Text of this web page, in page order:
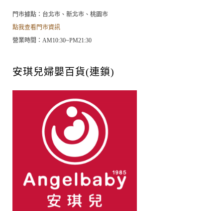
門市據點：台北市、新北市、桃園市
點我查看門市資訊
營業時間：AM10:30~PM21:30
安琪兒婦嬰百貨(連鎖)